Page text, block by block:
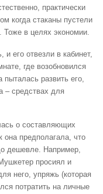
практически
когда стаканы пустели
Тоже в целях экономии.
его отвезли в кабинет,
где возобновился
развить его,
– средствах для
о составляющих
она предполагала, что
дешевле. Например,
просиял и
него, упряжь (которая
потратить на личные